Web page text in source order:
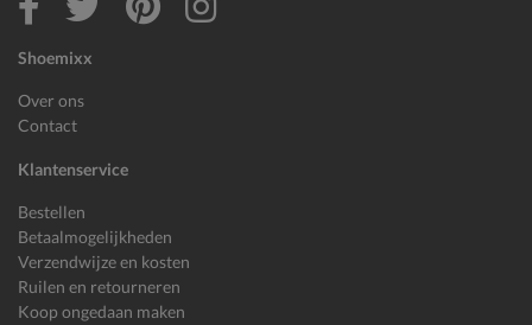
Shoemixx
Over ons
Contact
Klantenservice
Bestellen
Betaalmogelijkheden
Verzendwijze en kosten
Ruilen en retourneren
Koop ongedaan maken